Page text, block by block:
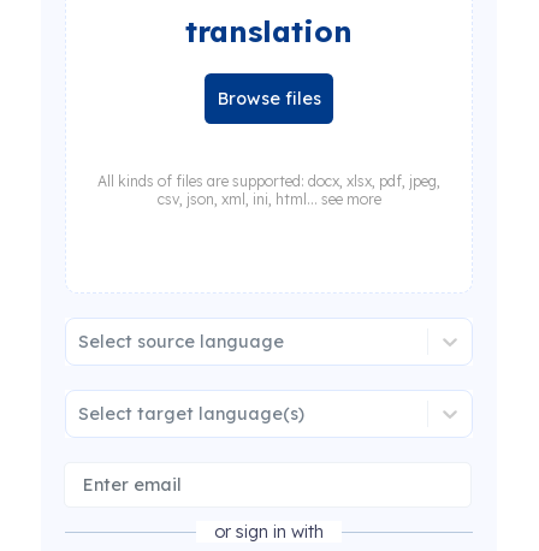
translation
Browse files
All kinds of files are supported: docx, xlsx, pdf, jpeg,
csv, json, xml, ini, html... see more
Select source language
Select target language(s)
or sign in with